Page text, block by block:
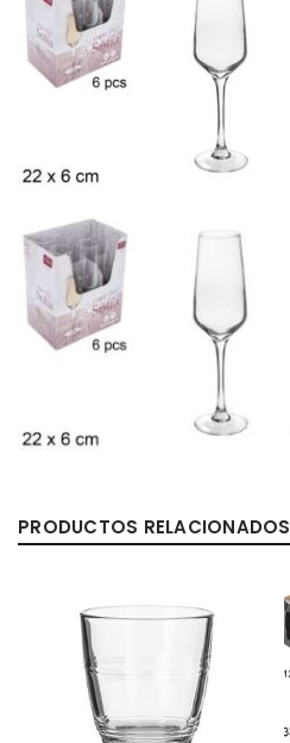
PRODUCTOS RELACIONADOS